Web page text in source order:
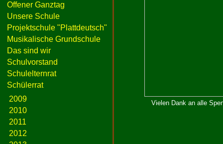
Offener Ganztag
Unsere Schule
Projektschule "Plattdeutsch"
Musikalische Grundschule
Das sind wir
Schulvorstand
Schulelternrat
Schülerrat
2009
2010
2011
2012
Vielen Dank an alle